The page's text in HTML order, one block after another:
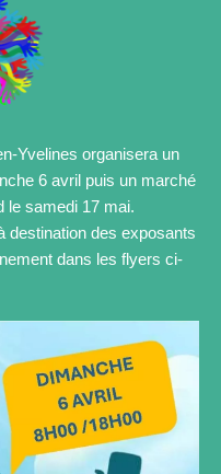
Yvelines organisera un
6 avril puis un marché
le samedi 17 mai.
destination des exposants
dans les flyers ci-